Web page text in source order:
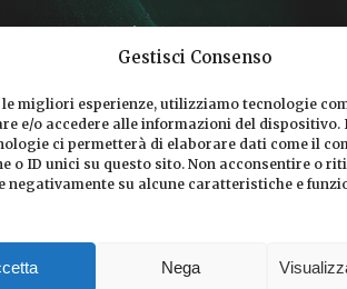
Gestisci Consenso
migliori esperienze, utilizziamo tecnologie
e/o accedere alle informazioni del dispositivo.
ci permetterà di elaborare dati come il
o ID unici su questo sito. Non acconsentire o
negativamente su alcune caratteristiche e
Nega
COOKIE POLICY
DICONO DI NOI
CHI SIAMO